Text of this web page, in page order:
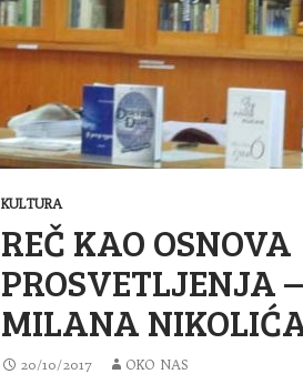
KULTURA
REČ KAO OSNOVA
PROSVETLJENJA
MILANA
20/10/2017 OKO NAS